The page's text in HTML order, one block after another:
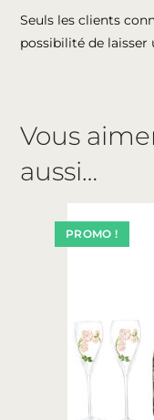
Seuls les clients
possibilité de laisser
Vous
aussi…
PROMO !